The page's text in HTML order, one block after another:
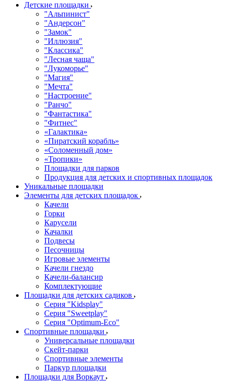
Детские площадки
"Альпинист"
"Андерсон"
"Замок"
"Иллюзия"
"Классика"
"Лесная чаща"
"Лукоморье"
"Магия"
"Мечта"
"Настроение"
"Ранчо"
"Фантастика"
"Фитнес"
«Галактика»
«Пиратский корабль»
«Соломенный дом»
«Тропики»
Площадки для парков
Продукция для детских и спортивных площадок
Уникальные площадки
Элементы для детских площадок
Качели
Горки
Карусели
Качалки
Подвесы
Песочницы
Игровые элементы
Качели гнездо
Качели-балансир
Комплектующие
Площадки для детских садиков
Серия "Kidsplay"
Серия "Sweetplay"
Серия "Оptimum-Еco"
Спортивные площадки
Универсальные площадки
Скейт-парки
Спортивные элементы
Паркур площадки
Площадки для Воркаут